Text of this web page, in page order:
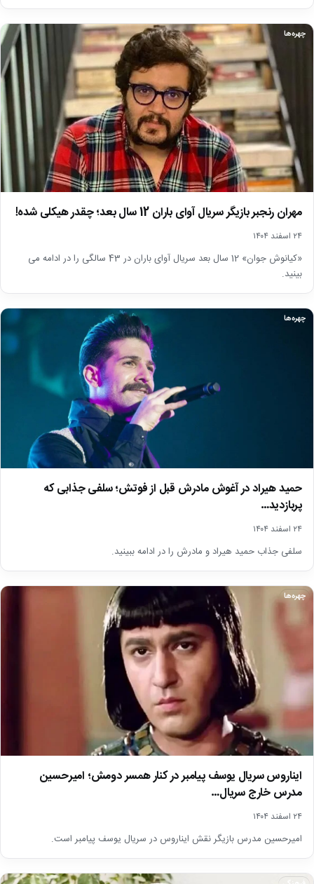
چهره‌ها
مهران رنجبر بازیگر سریال آوای باران 12 سال بعد؛ چقدر هیکلی شده!
۲۴ اسفند ۱۴۰۴
«کیانوش جوان» 12 سال بعد سریال آوای باران در 43 سالگی را در ادامه می
بینید.
چهره‌ها
حمید هیراد در آغوش مادرش قبل از فوتش؛ سلفی جذابی که
پربازدید…
۲۴ اسفند ۱۴۰۴
سلفی جذاب حمید هیراد و مادرش را در ادامه ببینید.
چهره‌ها
ایناروس سریال یوسف پیامبر در کنار همسر دومش؛ امیرحسین
مدرس خارج سریال…
۲۴ اسفند ۱۴۰۴
امیرحسین مدرس بازیگر نقش ایناروس در سریال یوسف پیامبر است.